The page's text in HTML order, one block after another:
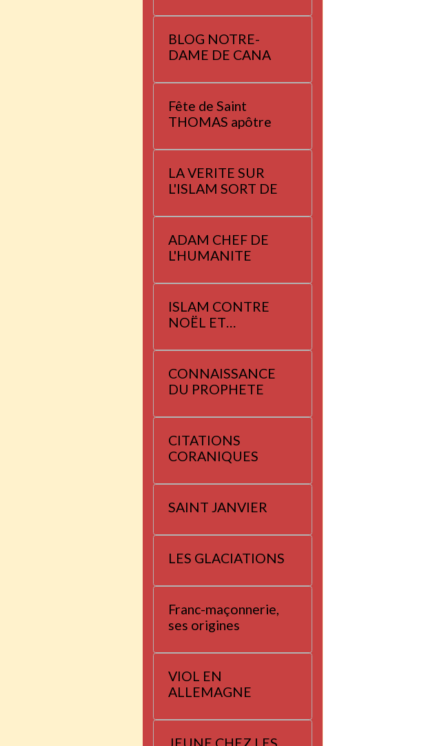
BLOG NOTRE-
DAME DE CANA
Fête de Saint
THOMAS apôtre
LA VERITE SUR
L'ISLAM SORT DE
ADAM CHEF DE
L'HUMANITE
ISLAM CONTRE
NOËL ET
CONNAISSANCE
DU PROPHETE
CITATIONS
CORANIQUES
SAINT JANVIER
LES GLACIATIONS
Franc-maçonnerie,
ses origines
VIOL EN
ALLEMAGNE